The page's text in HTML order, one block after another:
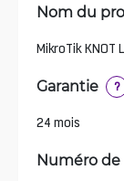
Nom du
MikroTik KNOT
Garantie ?
24 mois
Numéro